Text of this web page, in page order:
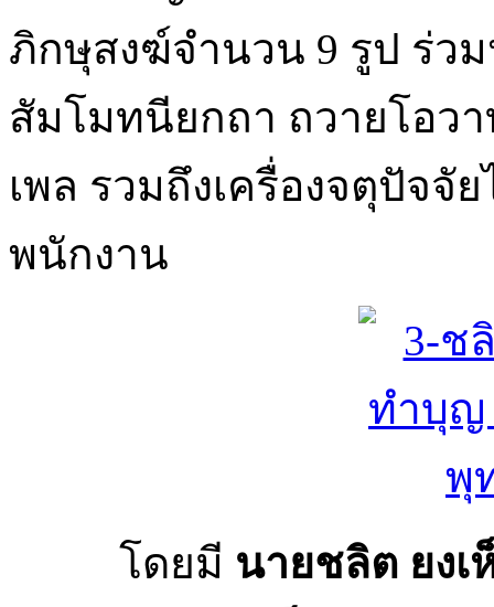
ภิกษุสงฆ์จำนวน 9 รูป ร่ว
สัมโมทนียกถา ถวายโอว
เพล รวมถึงเครื่องจตุปัจ
พนักงาน
โดยมี นายชลิต ยงเ